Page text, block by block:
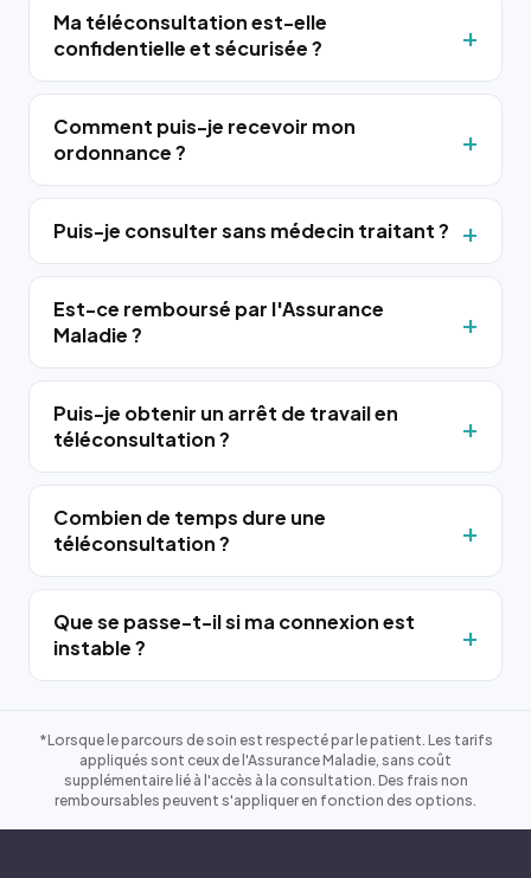
Ma téléconsultation est-elle
confidentielle et sécurisée ?
Comment puis-je recevoir mon
ordonnance ?
Puis-je consulter sans médecin traitant ?
Est-ce remboursé par l'Assurance
Maladie ?
Puis-je obtenir un arrêt de travail en
téléconsultation ?
Combien de temps dure une
téléconsultation ?
Que se passe-t-il si ma connexion est
instable ?
*Lorsque le parcours de soin est respecté par le patient. Les tarifs
appliqués sont ceux de l'Assurance Maladie, sans coût
supplémentaire lié à l'accès à la consultation. Des frais non
remboursables peuvent s'appliquer en fonction des options.